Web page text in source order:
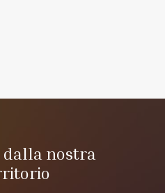
dalla nostra